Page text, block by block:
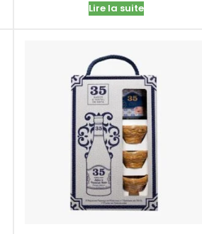
Lire la suite